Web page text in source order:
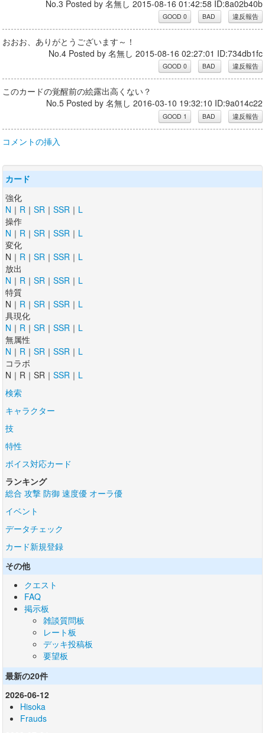
No.3 Posted by 名無し 2015-08-16 01:42:58 ID:8a02b40b
おおお、ありがとうございます～！
No.4 Posted by 名無し 2015-08-16 02:27:01 ID:734db1fc
このカードの覚醒前の絵露出高くない？
No.5 Posted by 名無し 2016-03-10 19:32:10 ID:9a014c22
コメントの挿入
カード
強化
N ｜ R ｜ SR ｜ SSR ｜ L
操作
N ｜ R ｜ SR ｜ SSR ｜ L
変化
N｜ R ｜ SR ｜ SSR ｜ L
放出
N ｜ R ｜ SR ｜ SSR ｜ L
特質
N｜ R ｜ SR ｜ SSR ｜ L
具現化
N ｜ R ｜ SR ｜ SSR ｜ L
無属性
N ｜ R ｜ SR ｜ SSR ｜ L
コラボ
N｜R｜SR｜ SSR ｜ L
検索
キャラクター
技
特性
ボイス対応カード
ランキング
総合 攻撃 防御 速度優 オーラ優
イベント
データチェック
カード新規登録
その他
クエスト
FAQ
掲示板
雑談質問板
レート板
デッキ投稿板
要望板
最新の20件
2026-06-12
Hisoka
Frauds